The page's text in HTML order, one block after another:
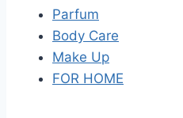
Parfum
Body Care
Make Up
FOR HOME